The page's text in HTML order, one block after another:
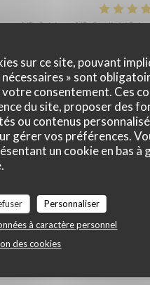
sur ce site, pouvant
» sont
consentement. Ces
du site, proposer des
ou contenus
gérer vos préférences.
un cookie en bas à
Personnaliser
à caractère personnel
des cookies
:4/5 Cuisine:4/5 Qualité / Prix:
5 Qualité / Prix
: 4/5 Cuisine:5/5 Qualité / Prix :